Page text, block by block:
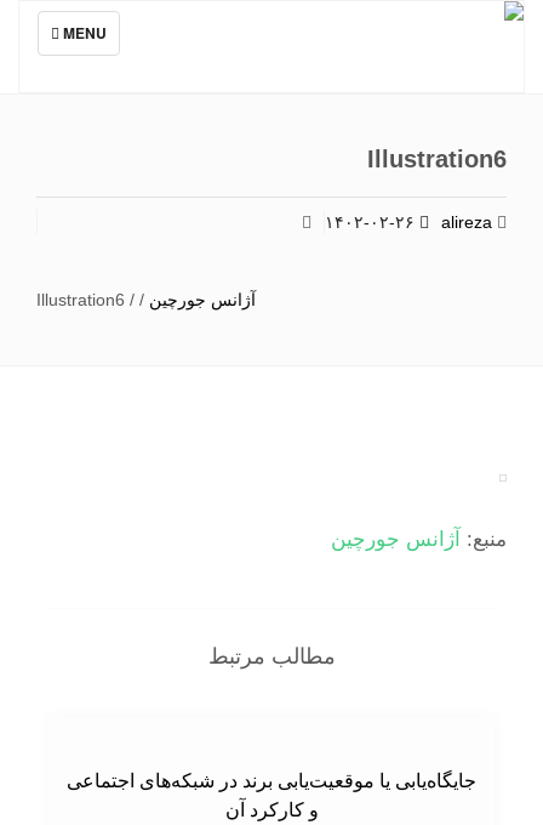
TOGGLE
NAVIGATION
MENU
Illustration6
alireza
آژانس جورچین/
/
Illustration6
منبع:آژانس جورچین
مطالب مرتبط
جایگاه‌یابی یا موقعیت‌یابی برند در شبکه‌های اجتماعی
و کارکرد آن